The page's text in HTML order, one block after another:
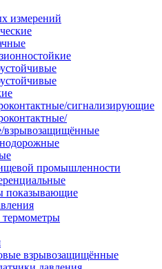
измерений
сигнализирующие
взрывозащищённые
промышленности
показывающие
взрывозащищённые